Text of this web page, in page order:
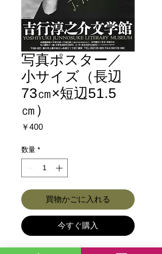
写真ポスター／
小サイズ（長辺
73㎝×短辺51.5
㎝）
￥400価
数量 *
買物かごに入れる
今すぐ購入